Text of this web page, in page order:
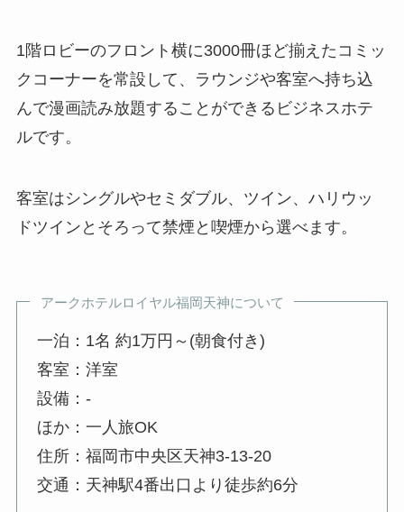
1階ロビーのフロント横に3000冊ほど揃えたコミッ
クコーナーを常設して、ラウンジや客室へ持ち込
んで漫画読み放題することができるビジネスホテ
ルです。
客室はシングルやセミダブル、ツイン、ハリウッ
ドツインとそろって禁煙と喫煙から選べます。
アークホテルロイヤル福岡天神について
一泊：1名 約1万円～(朝食付き)
客室：洋室
設備：-
ほか：一人旅OK
住所：福岡市中央区天神3-13-20
交通：天神駅4番出口より徒歩約6分